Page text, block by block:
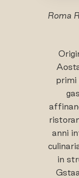
Roma
primi
anni
in